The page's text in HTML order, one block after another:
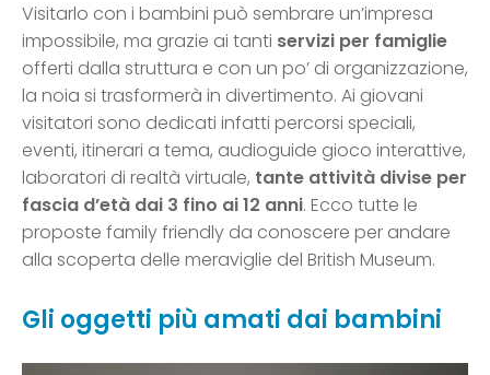
Visitarlo con i bambini può sembrare un’impresa
impossibile, ma grazie ai tanti servizi per famiglie
offerti dalla struttura e con un po’ di organizzazione,
la noia si trasformerà in divertimento. Ai giovani
visitatori sono dedicati infatti percorsi speciali,
eventi, itinerari a tema, audioguide gioco interattive,
laboratori di realtà virtuale, tante attività divise per
fascia d’età dai 3 fino ai 12 anni. Ecco tutte le
proposte family friendly da conoscere per andare
alla scoperta delle meraviglie del British Museum.
Gli oggetti più amati dai bambini